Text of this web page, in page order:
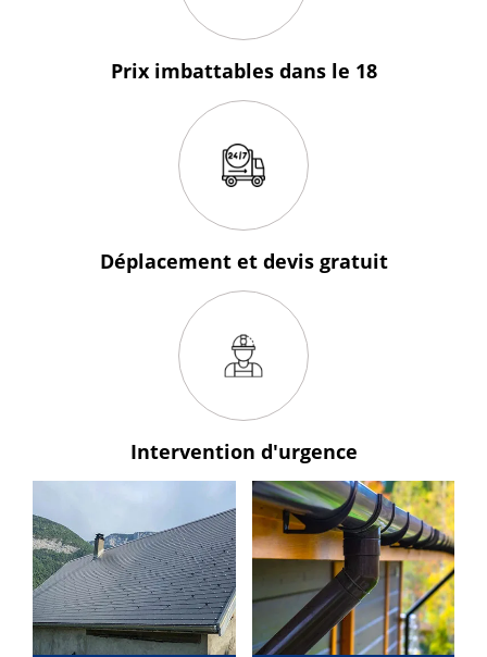
Prix imbattables dans le 18
Déplacement et devis gratuit
Intervention d'urgence